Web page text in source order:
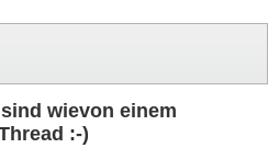
wievon einem
:-)